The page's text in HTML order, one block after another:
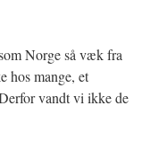
Norge så væk fra
hos mange, et
vandt vi ikke de